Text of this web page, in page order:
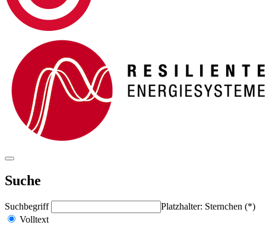
Suche
Suchbegriff
Platzhalter: Sternchen (*)
Volltext